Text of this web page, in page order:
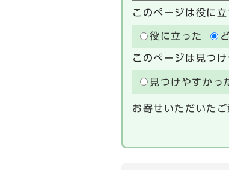
このページは役に立
役に立った
このページは見つ
見つけやすかっ
お寄せいただいた